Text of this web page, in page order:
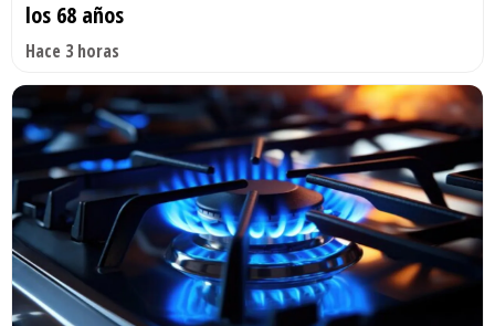
los 68 años
Hace 3 horas